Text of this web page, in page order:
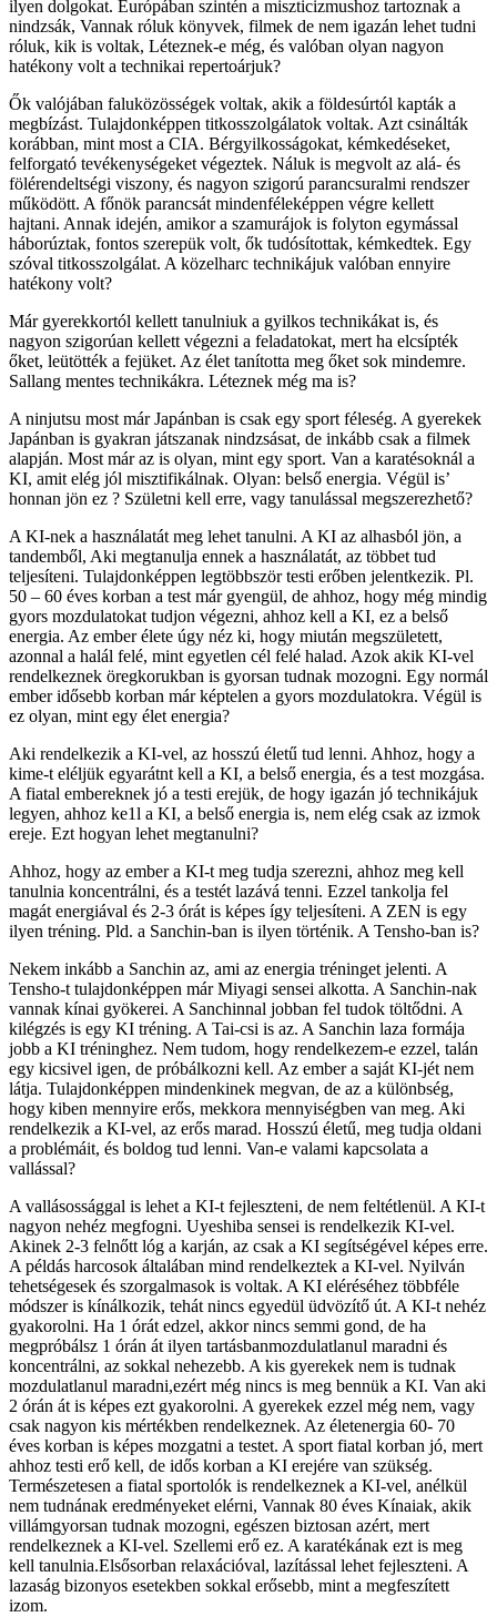
ilyen dolgokat. Európában szintén a miszticizmushoz tartoznak a
nindzsák, Vannak róluk könyvek, filmek de nem igazán lehet tudni
róluk, kik is voltak, Léteznek-e még, és valóban olyan nagyon
hatékony volt a technikai repertoárjuk?
Ők valójában faluközösségek voltak, akik a földesúrtól kapták a
megbízást. Tulajdonképpen titkosszolgálatok voltak. Azt csinálták
korábban, mint most a CIA. Bérgyilkosságokat, kémkedéseket,
felforgató tevékenységeket végeztek. Náluk is megvolt az alá- és
fölérendeltségi viszony, és nagyon szigorú parancsuralmi rendszer
működött. A főnök parancsát mindenféleképpen végre kellett
hajtani. Annak idején, amikor a szamurájok is folyton egymással
háborúztak, fontos szerepük volt, ők tudósítottak, kémkedtek. Egy
szóval titkosszolgálat. A közelharc technikájuk valóban ennyire
hatékony volt?
Már gyerekkortól kellett tanulniuk a gyilkos technikákat is, és
nagyon szigorúan kellett végezni a feladatokat, mert ha elcsípték
őket, leütötték a fejüket. Az élet tanította meg őket sok mindemre.
Sallang mentes technikákra. Léteznek még ma is?
A ninjutsu most már Japánban is csak egy sport féleség. A gyerekek
Japánban is gyakran játszanak nindzsásat, de inkább csak a filmek
alapján. Most már az is olyan, mint egy sport. Van a karatésoknál a
KI, amit elég jól misztifikálnak. Olyan: belső energia. Végül is’
honnan jön ez ? Születni kell erre, vagy tanulással megszerezhető?
A KI-nek a használatát meg lehet tanulni. A KI az alhasból jön, a
tandemből, Aki megtanulja ennek a használatát, az többet tud
teljesíteni. Tulajdonképpen legtöbbször testi erőben jelentkezik. Pl.
50 – 60 éves korban a test már gyengül, de ahhoz, hogy még mindig
gyors mozdulatokat tudjon végezni, ahhoz kell a KI, ez a belső
energia. Az ember élete úgy néz ki, hogy miután megszületett,
azonnal a halál felé, mint egyetlen cél felé halad. Azok akik KI-vel
rendelkeznek öregkorukban is gyorsan tudnak mozogni. Egy normál
ember idősebb korban már képtelen a gyors mozdulatokra. Végül is
ez olyan, mint egy élet energia?
Aki rendelkezik a KI-vel, az hosszú életű tud lenni. Ahhoz, hogy a
kime-t eléljük egyarátnt kell a KI, a belső energia, és a test mozgása.
A fiatal embereknek jó a testi erejük, de hogy igazán jó technikájuk
legyen, ahhoz ke1l a KI, a belső energia is, nem elég csak az izmok
ereje. Ezt hogyan lehet megtanulni?
Ahhoz, hogy az ember a KI-t meg tudja szerezni, ahhoz meg kell
tanulnia koncentrálni, és a testét lazává tenni. Ezzel tankolja fel
magát energiával és 2-3 órát is képes így teljesíteni. A ZEN is egy
ilyen tréning. Pld. a Sanchin-ban is ilyen történik. A Tensho-ban is?
Nekem inkább a Sanchin az, ami az energia tréninget jelenti. A
Tensho-t tulajdonképpen már Miyagi sensei alkotta. A Sanchin-nak
vannak kínai gyökerei. A Sanchinnal jobban fel tudok töltődni. A
kilégzés is egy KI tréning. A Tai-csi is az. A Sanchin laza formája
jobb a KI tréninghez. Nem tudom, hogy rendelkezem-e ezzel, talán
egy kicsivel igen, de próbálkozni kell. Az ember a saját KI-jét nem
látja. Tulajdonképpen mindenkinek megvan, de az a különbség,
hogy kiben mennyire erős, mekkora mennyiségben van meg. Aki
rendelkezik a KI-vel, az erős marad. Hosszú életű, meg tudja oldani
a problémáit, és boldog tud lenni. Van-e valami kapcsolata a
vallással?
A vallásossággal is lehet a KI-t fejleszteni, de nem feltétlenül. A KI-t
nagyon nehéz megfogni. Uyeshiba sensei is rendelkezik KI-vel.
Akinek 2-3 felnőtt lóg a karján, az csak a KI segítségével képes erre.
A példás harcosok általában mind rendelkeztek a KI-vel. Nyilván
tehetségesek és szorgalmasok is voltak. A KI eléréséhez többféle
módszer is kínálkozik, tehát nincs egyedül üdvözítő út. A KI-t nehéz
gyakorolni. Ha 1 órát edzel, akkor nincs semmi gond, de ha
megpróbálsz 1 órán át ilyen tartásbanmozdulatlanul maradni és
koncentrálni, az sokkal nehezebb. A kis gyerekek nem is tudnak
mozdulatlanul maradni,ezért még nincs is meg bennük a KI. Van aki
2 órán át is képes ezt gyakorolni. A gyerekek ezzel még nem, vagy
csak nagyon kis mértékben rendelkeznek. Az életenergia 60- 70
éves korban is képes mozgatni a testet. A sport fiatal korban jó, mert
ahhoz testi erő kell, de idős korban a KI erejére van szükség.
Természetesen a fiatal sportolók is rendelkeznek a KI-vel, anélkül
nem tudnának eredményeket elérni, Vannak 80 éves Kínaiak, akik
villámgyorsan tudnak mozogni, egészen biztosan azért, mert
rendelkeznek a KI-vel. Szellemi erő ez. A karatékának ezt is meg
kell tanulnia.Elsősorban relaxációval, lazítással lehet fejleszteni. A
lazaság bizonyos esetekben sokkal erősebb, mint a megfeszített
izom.